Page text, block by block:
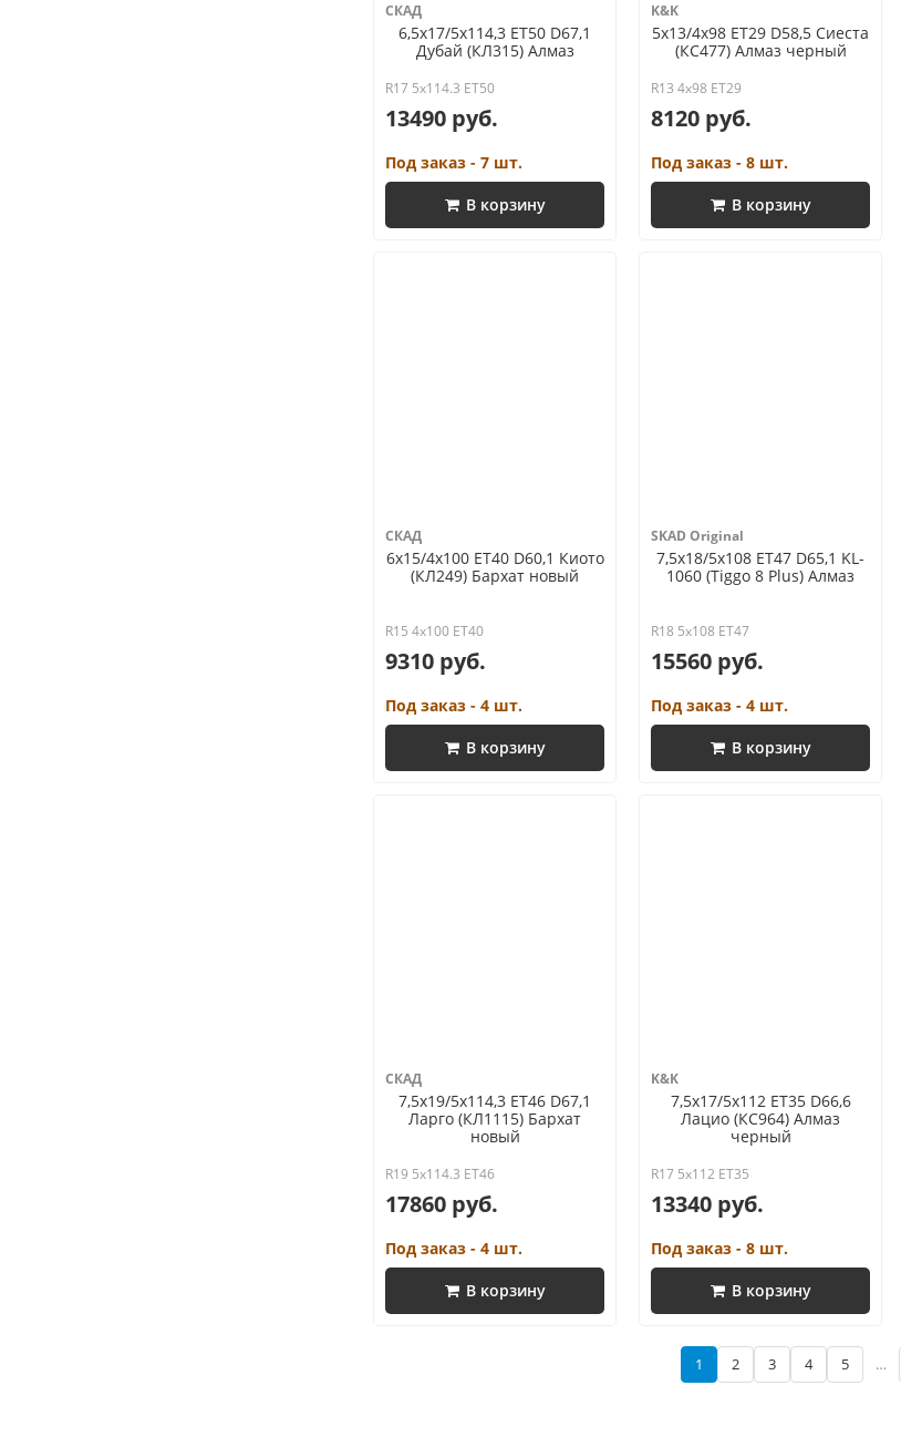
СКАД
6,5x17/5x114,3 ET50 D67,1
Дубай (КЛ315) Алмаз
R17 5x114.3 ET50
13490 руб.
Под заказ - 7 шт.
В корзину
K&K
5x13/4x98 ET29 D58,5 Сиеста
(КС477) Алмаз черный
R13 4x98 ET29
8120 руб.
Под заказ - 8 шт.
В корзину
СКАД
6x15/4x100 ET40 D60,1 Киото
(КЛ249) Бархат новый
R15 4x100 ET40
9310 руб.
Под заказ - 4 шт.
В корзину
SKAD Original
7,5x18/5x108 ET47 D65,1 KL-
1060 (Tiggo 8 Plus) Алмаз
R18 5x108 ET47
15560 руб.
Под заказ - 4 шт.
В корзину
СКАД
7,5x19/5x114,3 ET46 D67,1
Ларго (КЛ1115) Бархат
новый
R19 5x114.3 ET46
17860 руб.
Под заказ - 4 шт.
В корзину
K&K
7,5x17/5x112 ET35 D66,6
Лацио (КС964) Алмаз
черный
R17 5x112 ET35
13340 руб.
Под заказ - 8 шт.
В корзину
1 2 3 4 5 …